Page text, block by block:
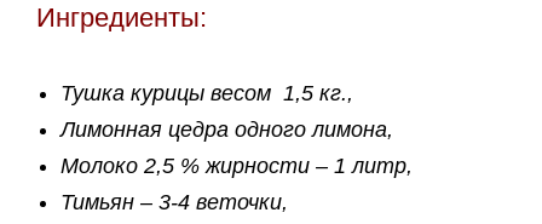
Ингредиенты:
Тушка курицы весом 1,5 кг.,
Лимонная цедра одного лимона,
Молоко 2,5 % жирности – 1 литр,
Тимьян – 3-4 веточки,